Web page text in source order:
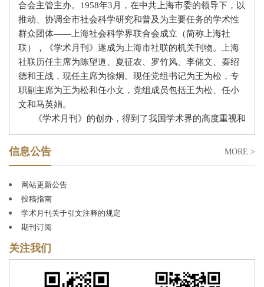
合会主管主办。 1958年3 月，在中共上海市委的领导下，以
推动、协调全市社会科学研究和普及为主要任务的学术性
群众团体——上海社会科学界联合会成立（简称上海社
联），《学术月刊》遂成为上海市社联的机关刊物。上海
社联历任主席为陈望道、夏征农、罗竹风、李储文、秦绍
德和王战，现任主席为徐炯。现任党组书记为王为松，专
职副主席为王为松和任小文，党组成员包括王为松、任小
文和马英娟。
《学术月刊》的创办，得到了我国学术界的高度重视和
广泛支持。著名学者郭沫若题写了刊名。在创刊和复刊
（因“文革停刊”）的过程中，我国哲学社会科学界上百位
弢、黄逸峰、蔡北华、张薰华、徐中玉、朱东润、孙怀
仁、李培南、李储文、陆志仁、夏禹龙、姚耐、蒋学模、
蓝瑛、蔡尚思等担任过常务编委、编委。历任总编辑为：
周原冰、王亚夫、章恒忠、黄迎暑、王邦佐、田卫平、金
福林、姜佑福；现任总编辑为钱运春。其中，王亚夫任总
编辑达三十年之久，为《学术月刊》的创建、成长和发展
作出了重要贡献。
信息公告 MORE >
网站更新公告
投稿指南
学术月刊关于引文注释的规定
期刊订阅
关注我们